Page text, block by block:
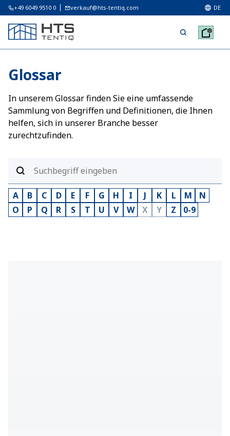
+49 6049 9510 0 verkauf@hts-tentiq.com DE
Glossar
In unserem Glossar finden Sie eine umfassende
Sammlung von Begriffen und Definitionen, die Ihnen
helfen, sich in unserer Branche besser
zurechtzufinden.
A B C D E F G H I J K L M
N
O
P Q R S T U V W X Y Z 0-9